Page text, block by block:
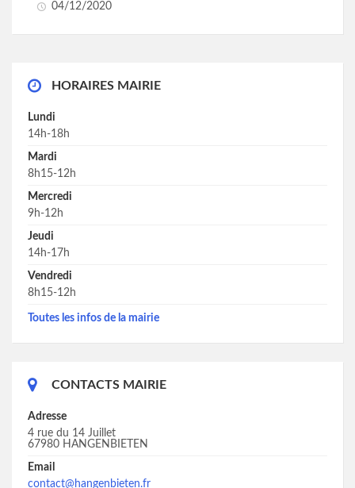
04/12/2020
HORAIRES MAIRIE
Lundi
14h-18h
Mardi
8h15-12h
Mercredi
9h-12h
Jeudi
14h-17h
Vendredi
8h15-12h
Toutes les infos de la mairie
CONTACTS MAIRIE
Adresse
4 rue du 14 Juillet
67980 HANGENBIETEN
Email
contact@hangenbieten.fr